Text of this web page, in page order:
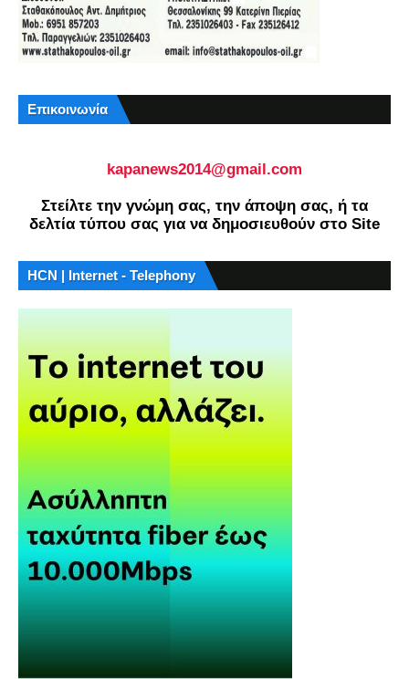
Επικοινωνία
kapanews2014@gmail.com
Στείλτε την γνώμη σας, την άποψη σας, ή τα
δελτία τύπου σας για να δημοσιευθούν στο Site
HCN | Internet - Telephony